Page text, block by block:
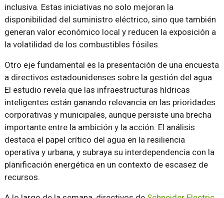
inclusiva. Estas iniciativas no solo mejoran la
disponibilidad del suministro eléctrico, sino que también
generan valor económico local y reducen la exposición a
la volatilidad de los combustibles fósiles.
Otro eje fundamental es la presentación de una encuesta
a directivos estadounidenses sobre la gestión del agua.
El estudio revela que las infraestructuras hídricas
inteligentes están ganando relevancia en las prioridades
corporativas y municipales, aunque persiste una brecha
importante entre la ambición y la acción. El análisis
destaca el papel crítico del agua en la resiliencia
operativa y urbana, y subraya su interdependencia con la
planificación energética en un contexto de escasez de
recursos.